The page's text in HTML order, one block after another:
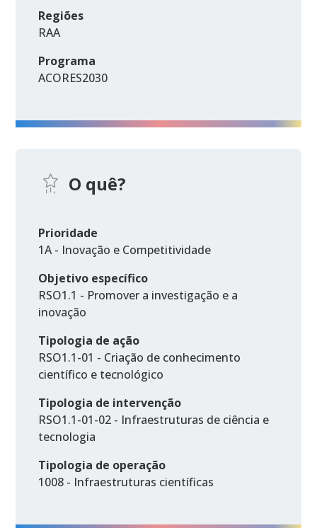
Regiões
RAA
Programa
ACORES2030
O quê?
Prioridade
1A - Inovação e Competitividade
Objetivo específico
RSO1.1 - Promover a investigação e a
inovação
Tipologia de ação
RSO1.1-01 - Criação de conhecimento
científico e tecnológico
Tipologia de intervenção
RSO1.1-01-02 - Infraestruturas de ciência e
tecnologia
Tipologia de operação
1008 - Infraestruturas científicas